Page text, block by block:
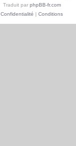
Traduit par phpBB-fr.com
Confidentialité | Conditions